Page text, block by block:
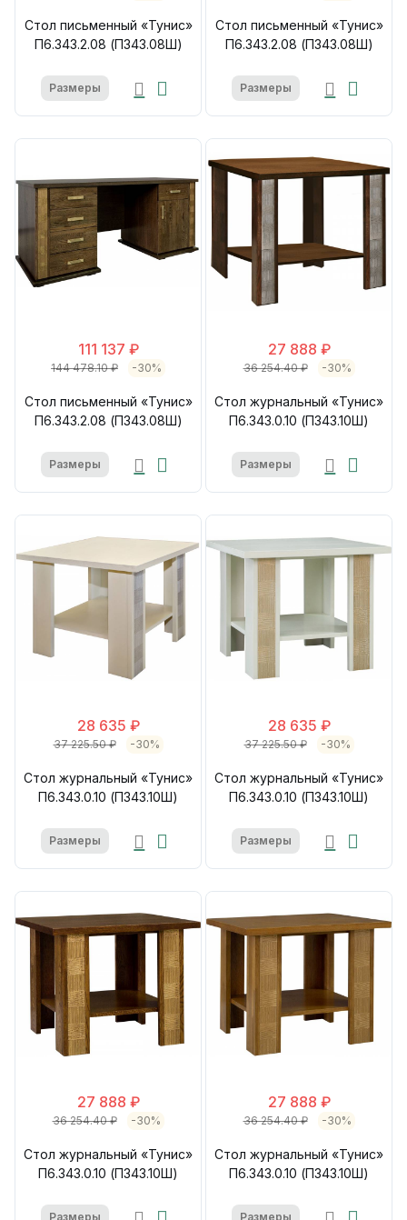
Стол письменный «Тунис»
П6.343.2.08 (П343.08Ш)
Размеры
Стол письменный «Тунис»
П6.343.2.08 (П343.08Ш)
Размеры
111 137 ₽
144 478.10 ₽ -30%
Стол письменный «Тунис»
П6.343.2.08 (П343.08Ш)
Размеры
27 888 ₽
36 254.40 ₽ -30%
Стол журнальный «Тунис»
П6.343.0.10 (П343.10Ш)
Размеры
28 635 ₽
37 225.50 ₽ -30%
Стол журнальный «Тунис»
П6.343.0.10 (П343.10Ш)
Размеры
28 635 ₽
37 225.50 ₽ -30%
Стол журнальный «Тунис»
П6.343.0.10 (П343.10Ш)
Размеры
27 888 ₽
36 254.40 ₽ -30%
Стол журнальный «Тунис»
П6.343.0.10 (П343.10Ш)
Размеры
27 888 ₽
36 254.40 ₽ -30%
Стол журнальный «Тунис»
П6.343.0.10 (П343.10Ш)
Размеры